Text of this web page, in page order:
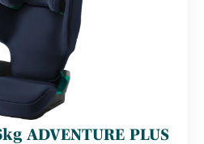
ADVENTURE PLUS